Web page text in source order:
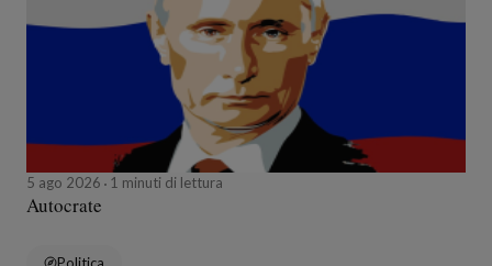
5 ago 2026 1 minuti di lettura
Autocrate